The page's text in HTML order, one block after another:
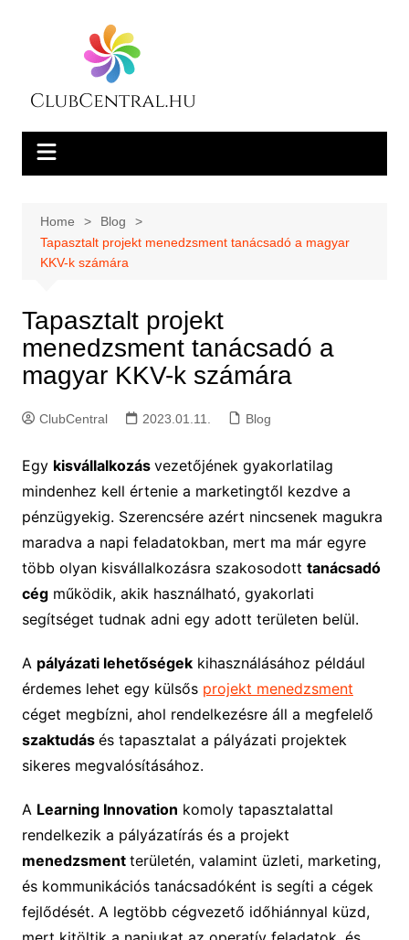
Home
Blog
Tapasztalt projekt menedzsment tanácsadó a magyar
KKV-k számára
Tapasztalt projekt
menedzsment tanácsadó a
magyar KKV-k számára
ClubCentral 2023.01.11. Blog
Egy kisvállalkozás vezetőjének gyakorlatilag
mindenhez kell értenie a marketingtől kezdve a
pénzügyekig. Szerencsére azért nincsenek magukra
maradva a napi feladatokban, mert ma már egyre
több olyan kisvállalkozásra szakosodott tanácsadó
cégműködik, akik használható, gyakorlati
segítséget tudnak adni egy adott területen belül.
A pályázati lehetőségekkihasználásához például
érdemes lehet egy külsős projekt menedzsment
céget megbízni, ahol rendelkezésre áll a megfelelő
szaktudás és tapasztalat a pályázati projektek
sikeres megvalósításához.
A Learning Innovation komoly tapasztalattal
rendelkezik a pályázatírás és a projekt
menedzsment területén, valamint üzleti, marketing,
és kommunikációs tanácsadóként is segíti a cégek
fejlődését. A legtöbb cégvezető időhiánnyal küzd,